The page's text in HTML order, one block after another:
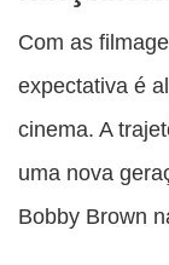
Com as
expectativa é
cinema. A
uma nova
Bobby Brown